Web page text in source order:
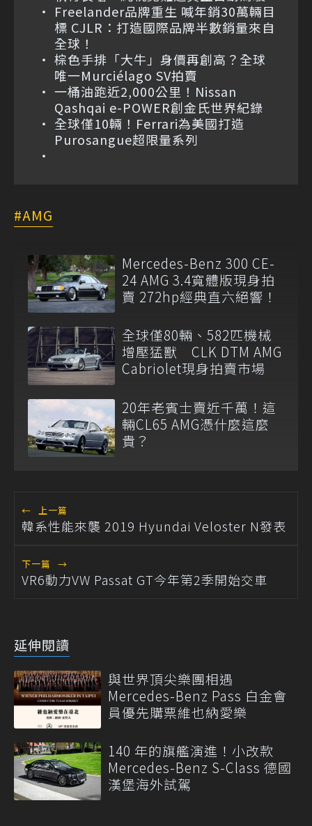
Freelander品牌重生 喊年銷30萬輛目
標 CJLR：打造國際品牌半數銷量來自
全球！
棕色手排「大牛」身價再創高？全球
唯一Murciélago SV拍賣
一桶油跑近2,000公里！Nissan
Qashqai e-POWER創金氏世界紀錄
全球僅10輛！Ferrari為美國打造
Purosangue超限量系列
AMG
Mercedes-Benz 300 CE-
24 AMG 3.4寬體版現身拍
賣 272hp經典直六絕響！
全球僅80輛、582匹機械
增壓猛獸 CLK DTM AMG
Cabriolet現身拍賣市場
20年老賓士賣近千萬！這
輛CL65 AMG憑什麼這麼
貴？
← 上一篇
韓系性能來襲 2019 Hyundai Veloster N發表
下一篇 →
VR6動力VW Passat GT今年第2季開始交車
延伸閱讀
與世界頂尖樂團相遇
Mercedes-Benz Pass 白金會
員優先購票維也納愛樂
140 年的旗艦演進！小改款
Mercedes-Benz S-Class 德國
漢堡海外試駕